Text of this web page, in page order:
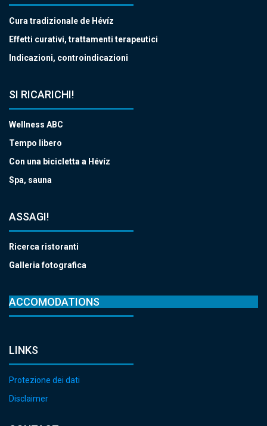
Cura tradizionale de Hévíz
Effetti curativi, trattamenti terapeutici
Indicazioni, controindicazioni
SI RICARICHI!
Wellness ABC
Tempo libero
Con una bicicletta a Hévíz
Spa, sauna
ASSAGI!
Ricerca ristoranti
Galleria fotografica
ACCOMODATIONS
LINKS
Protezione dei dati
Disclaimer